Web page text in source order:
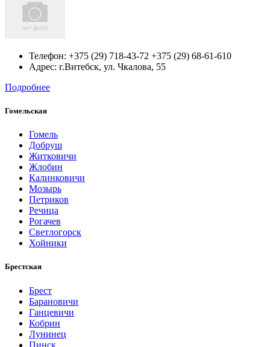
Телефон: +375 (29) 718-43-72 +375 (29) 68-61-610
Адрес: г.Витебск, ул. Чкалова, 55
Подробнее
Гомельская
Гомель
Добруш
Житковичи
Жлобин
Калинковичи
Мозырь
Петриков
Речица
Рогачев
Светлогорск
Хойники
Брестская
Брест
Барановичи
Ганцевичи
Кобрин
Лунинец
Пинск